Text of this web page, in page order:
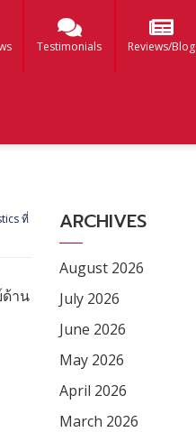
Testimonials Reviews/Blog
ที่
ด้าน
ARCHIVES
August 2026
July 2026
June 2026
May 2026
April 2026
March 2026